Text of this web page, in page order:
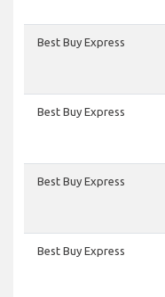
Best Buy Express
Best Buy Express
Best Buy Express
Best Buy Express